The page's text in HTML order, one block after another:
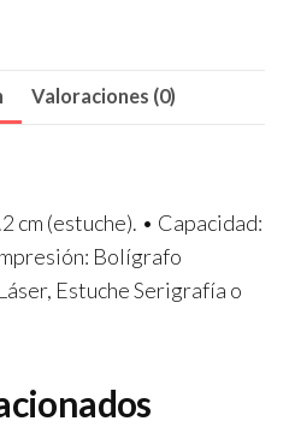
Valoraciones (0)
cm (estuche). • Capacidad:
Bolígrafo
Estuche Serigrafía o